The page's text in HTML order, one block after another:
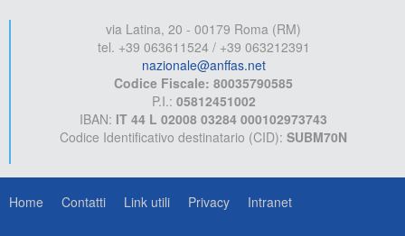
via Latina, 20 - 00179 Roma (RM)
tel. +39 063611524 / +39 063212391
nazionale@anffas.net
Codice Fiscale: 80035790585
P.I.: 05812451002
IBAN: IT 44 L 02008 03284 000102973743
Codice Identificativo destinatario (CID): SUBM70N
Home Contatti Link utili Privacy Intranet